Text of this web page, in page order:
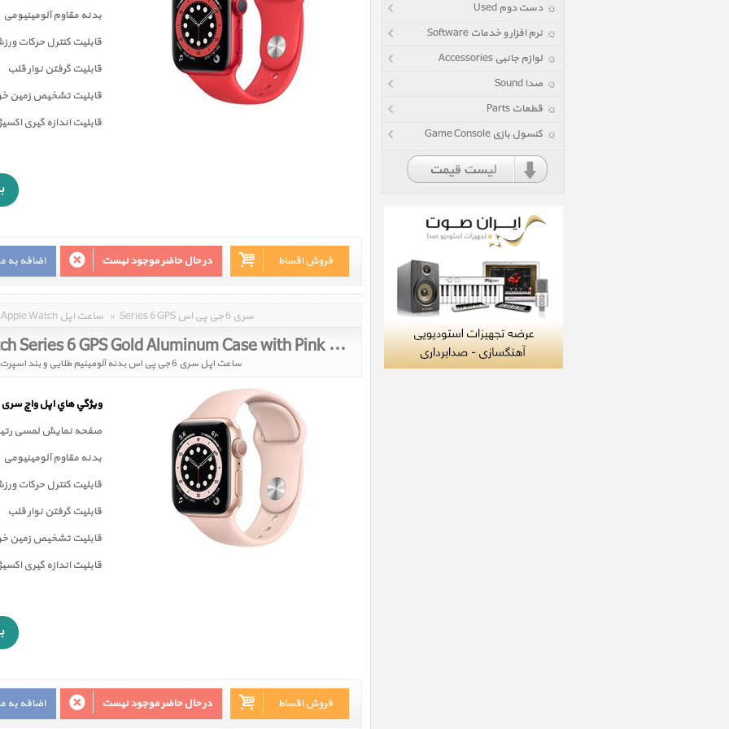
بدنه مقاوم آلومینیومی
قابلیت کنترل حرکات
قابليت گرفتن نوار قلب
قابليت تشخيص زمين
قابلیت اندازه گیری
اضافه به در حال حاضر موجود نیست فروش اقساط
Apple Watch ساعت اپل » Series 6 GPS سری 6 جی پی اس
Apple Watch Series 6 GPS Gold Aluminum Case with Pink Sand Sport Band 44mm
ساعت اپل سری 6 جی پی اس بدنه آلومینیم طلایی و بند اسپرت صورتی 44 میلیمتر
ويژگي هاي اپل واچ سری 6
صفحه نمايش لمسی
بدنه مقاوم آلومینیومی
قابلیت کنترل حرکات
قابليت گرفتن نوار قلب
قابليت تشخيص زمين
قابلیت اندازه گیری
اضافه به در حال حاضر موجود نیست فروش اقساط
دست دوم Used
نرم افزار و خدمات Software
لوازم جانبی Accessories
صدا Sound
قطعات Parts
کنسول بازی Game Console